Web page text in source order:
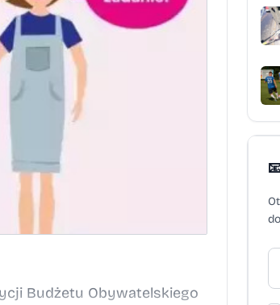
Budżetu Obywatelskiego